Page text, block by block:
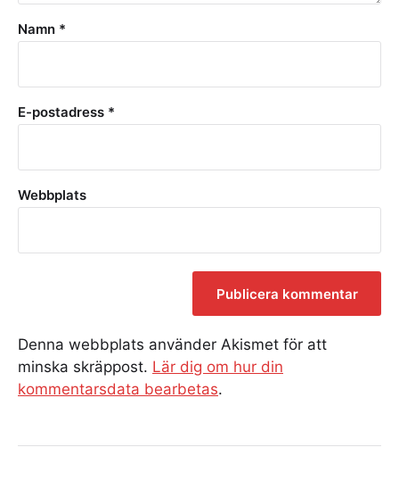
Namn *
E-postadress *
Webbplats
Denna webbplats använder Akismet för att
minska skräppost. Lär dig om hur din
kommentarsdata bearbetas.